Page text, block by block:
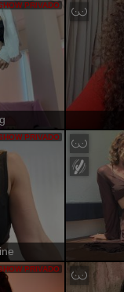
PRIVADO
PRIVADO
PRIVADO